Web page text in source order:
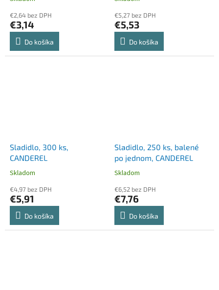
€2,64 bez DPH
€3,14
Do košíka
€5,27 bez DPH
€5,53
Do košíka
Sladidlo, 300 ks,
CANDEREL
Skladom
€4,97 bez DPH
€5,91
Do košíka
Sladidlo, 250 ks, balené
po jednom, CANDEREL
Skladom
€6,52 bez DPH
€7,76
Do košíka